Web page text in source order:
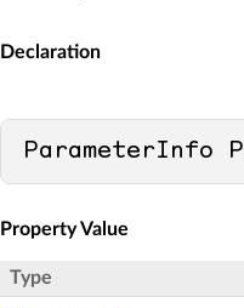
Declaration
ParameterInfo
Property Value
Type